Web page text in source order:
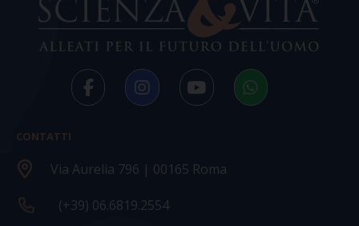
CONTATTI
Via Aurelia 796 | 00165 Roma
(+39) 06.6819.2554